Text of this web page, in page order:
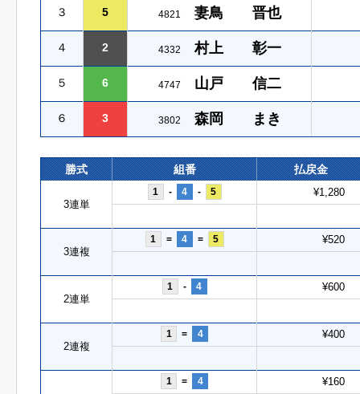
３ 5 4821 妻鳥 晋也
４ 2 4332 村上 彰一
５ 6 4747 山戸 信二
６ 3 3802 森岡 まき
勝式 組番 払戻金
3連単
1 - 4 - 5 ¥1,280
3連複
1 = 4 = 5 ¥520
2連単
1 - 4 ¥600
2連複
1 = 4 ¥400
1 = 4 ¥160